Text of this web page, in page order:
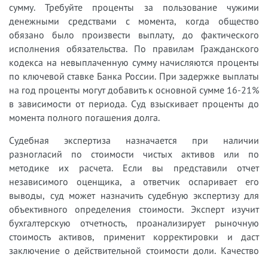
сумму. Требуйте проценты за пользование чужими
денежными средствами с момента, когда общество
обязано было произвести выплату, до фактического
исполнения обязательства. По правилам Гражданского
кодекса на невыплаченную сумму начисляются проценты
по ключевой ставке Банка России. При задержке выплаты
на год проценты могут добавить к основной сумме 16-21%
в зависимости от периода. Суд взыскивает проценты до
момента полного погашения долга.
Судебная экспертиза назначается при наличии
разногласий по стоимости чистых активов или по
методике их расчета. Если вы представили отчет
независимого оценщика, а ответчик оспаривает его
выводы, суд может назначить судебную экспертизу для
объективного определения стоимости. Эксперт изучит
бухгалтерскую отчетность, проанализирует рыночную
стоимость активов, применит корректировки и даст
заключение о действительной стоимости доли. Качество